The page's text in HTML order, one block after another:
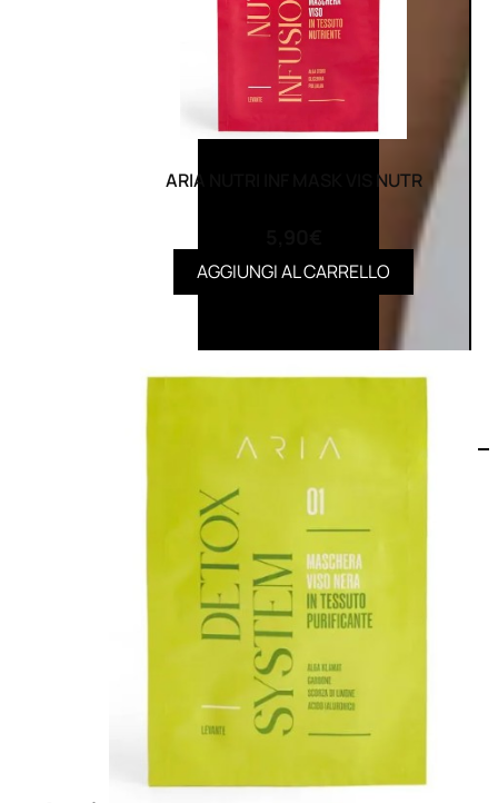
ARIA NUTRI INF MASK VIS NUTR
AGGIUNGI AL CARRELLO